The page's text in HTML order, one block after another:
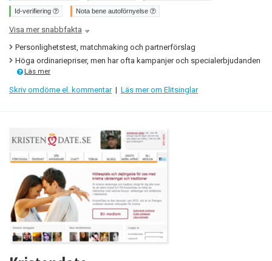
Id-verifiering Nota bene autoförnyelse
Visa mer snabbfakta
Personlighetstest, matchmaking och partnerförslag
Höga ordinariepriser, men har ofta kampanjer och specialerbjudanden
Läs mer
Skriv omdöme el. kommentar | Läs mer om Elitsinglar